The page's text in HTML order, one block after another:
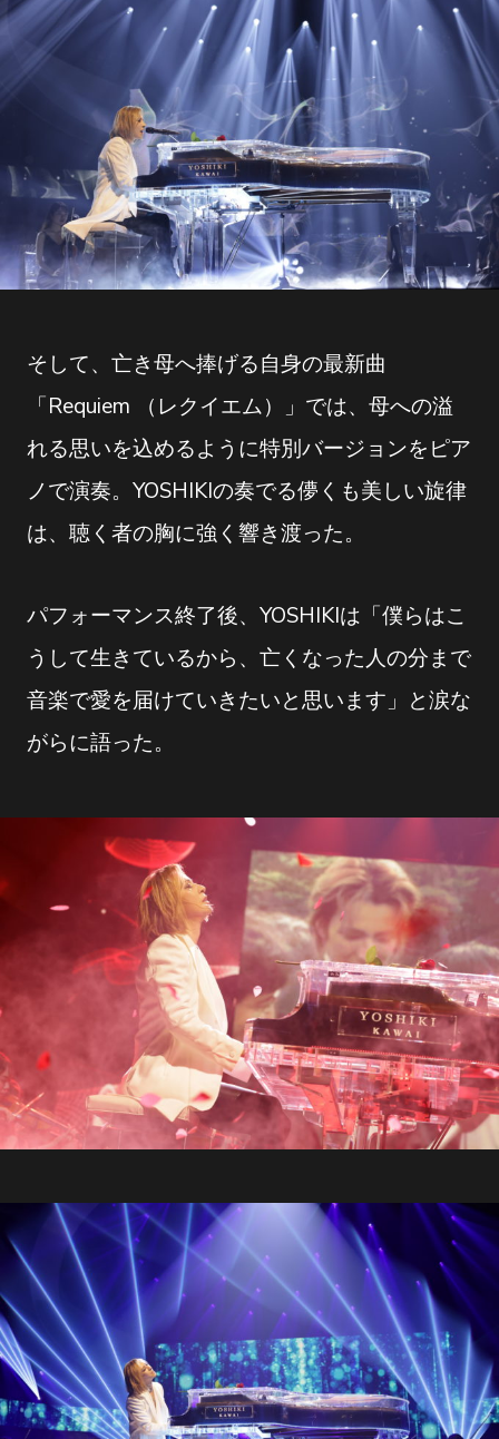
そして、亡き母へ捧げる自身の最新曲
「Requiem （レクイエム）」では、母への溢
れる思いを込めるように特別バージョンをピア
ノで演奏。YOSHIKIの奏でる儚くも美しい旋律
は、聴く者の胸に強く響き渡った。
パフォーマンス終了後、YOSHIKIは「僕らはこ
うして生きているから、亡くなった人の分まで
音楽で愛を届けていきたいと思います」と涙な
がらに語った。